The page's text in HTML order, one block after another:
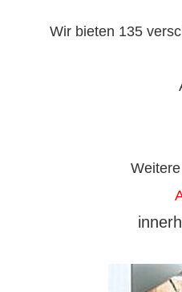
Wir bieten 135